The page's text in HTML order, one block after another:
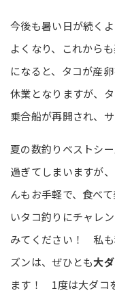
今後も暑い日が続く
よくなり、これから
になると、タコが産
休業となりますが、
乗合船が再開され、
夏の数釣りベストシ
過ぎてしまいますが
んもお手軽で、食べ
いタコ釣りにチャレ
みてください！ 私も
ズンは、ぜひとも大
ます！ 1度は大ダコ